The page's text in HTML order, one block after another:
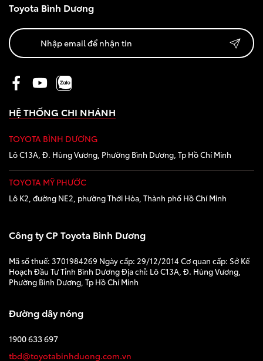
Toyota Bình Dương
HỆ THỐNG CHI NHÁNH
TOYOTA BÌNH DƯƠNG
Lô C13A, Đ. Hùng Vương, Phường Bình Dương, Tp Hồ Chí Minh
TOYOTA MỸ PHƯỚC
Lô K2, đường NE2, phường Thới Hòa, Thành phố Hồ Chí Minh
Công ty CP Toyota Bình Dương
Mã số thuế: 3701984269 Ngày cấp: 29/12/2014 Cơ quan cấp: Sở Kế
Hoạch Đầu Tư Tỉnh Bình Dương Địa chỉ: Lô C13A, Đ. Hùng Vương,
Phường Bình Dương, Tp Hồ Chí Minh
Đường dây nóng
1900 633 697
tbd@toyotabinhduong.com.vn